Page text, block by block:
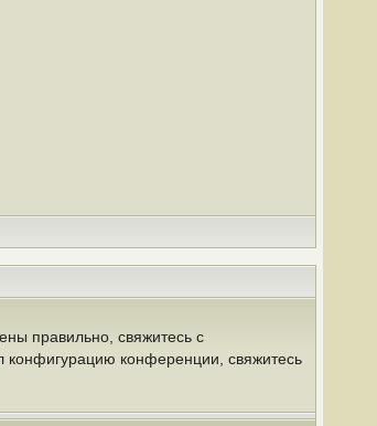
правильно, свяжитесь с
конфигурацию конференции, свяжитесь